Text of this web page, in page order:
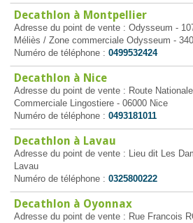
Decathlon à Montpellier
Adresse du point de vente : Odysseum -
Méliès / Zone commerciale Odysseum -
Numéro de téléphone : 0499532424
Decathlon à Nice
Adresse du point de vente : Route
Commerciale Lingostiere - 06000 Nice
Numéro de téléphone : 0493181011
Decathlon à Lavau
Adresse du point de vente : Lieu dit Les
Lavau
Numéro de téléphone : 0325800222
Decathlon à Oyonnax
Adresse du point de vente : Rue Francois